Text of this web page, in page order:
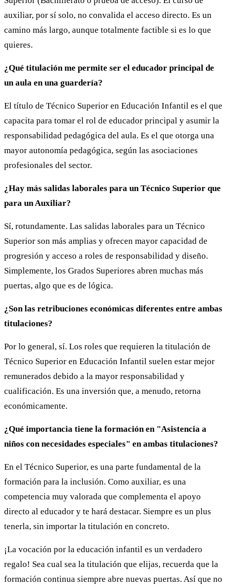
auxiliar, por sí solo, no convalida el acceso directo. Es un
camino más largo, aunque totalmente factible si es lo que
quieres.
¿Qué titulación me permite ser el educador principal de
un aula en una guardería?
El título de Técnico Superior en Educación Infantil es el que
capacita para tomar el rol de educador principal y asumir la
responsabilidad pedagógica del aula. Es el que otorga una
mayor autonomía pedagógica, según las asociaciones
profesionales del sector.
¿Hay más salidas laborales para un Técnico Superior que
para un Auxiliar?
Sí, rotundamente. Las salidas laborales para un Técnico
Superior son más amplias y ofrecen mayor capacidad de
progresión y acceso a roles de responsabilidad y diseño.
Simplemente, los Grados Superiores abren muchas más
puertas, algo que es de lógica.
¿Son las retribuciones económicas diferentes entre ambas
titulaciones?
Por lo general, sí. Los roles que requieren la titulación de
Técnico Superior en Educación Infantil suelen estar mejor
remunerados debido a la mayor responsabilidad y
cualificación. Es una inversión que, a menudo, retorna
económicamente.
¿Qué importancia tiene la formación en "Asistencia a
niños con necesidades especiales" en ambas titulaciones?
En el Técnico Superior, es una parte fundamental de la
formación para la inclusión. Como auxiliar, es una
competencia muy valorada que complementa el apoyo
directo al educador y te hará destacar. Siempre es un plus
tenerla, sin importar la titulación en concreto.
¡La vocación por la educación infantil es un verdadero
regalo! Sea cual sea la titulación que elijas, recuerda que la
formación continua siempre abre nuevas puertas. Así que no